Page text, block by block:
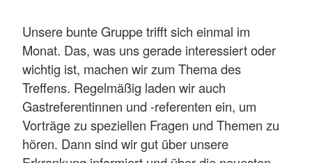
Unsere bunte Gruppe trifft sich einmal im
Monat. Das, was uns gerade interessiert oder
wichtig ist, machen wir zum Thema des
Treffens. Regelmäßig laden wir auch
Gastreferentinnen und -referenten ein, um
Vorträge zu speziellen Fragen und Themen zu
hören. Dann sind wir gut über unsere